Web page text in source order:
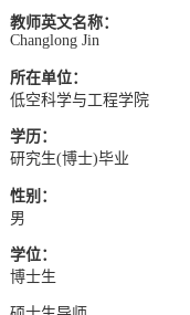
教师英文名称：
Changlong Jin
所在单位：
低空科学与工程学院
学历：
研究生(博士)毕业
性别：
男
学位：
博士生